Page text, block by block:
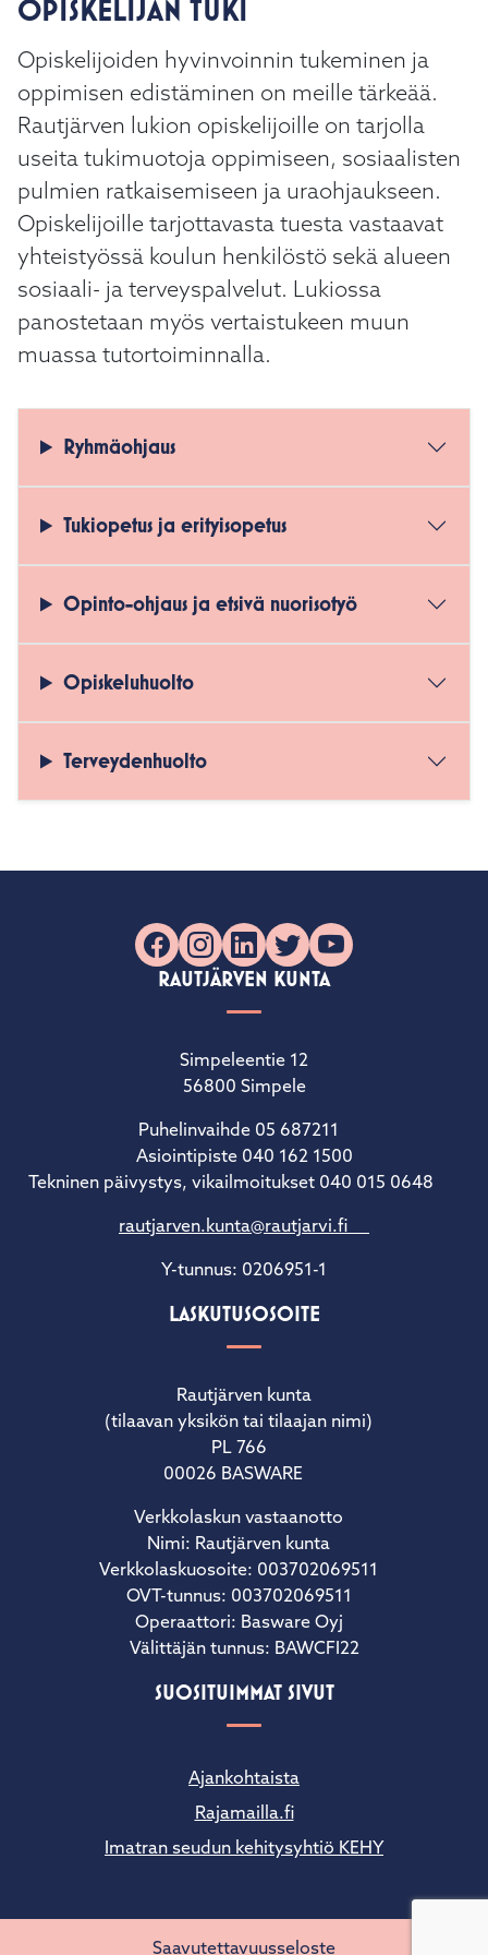
OPISKELIJAN TUKI
Opiskelijoiden hyvinvoinnin tukeminen ja
oppimisen edistäminen on meille tärkeää.
Rautjärven lukion opiskelijoille on tarjolla
useita tukimuotoja oppimiseen, sosiaalisten
pulmien ratkaisemiseen ja uraohjaukseen.
Opiskelijoille tarjottavasta tuesta vastaavat
yhteistyössä koulun henkilöstö sekä alueen
sosiaali- ja terveyspalvelut. Lukiossa
panostetaan myös vertaistukeen muun
muassa tutortoiminnalla.
Ryhmäohjaus
Tukiopetus ja erityisopetus
Opinto-ohjaus ja etsivä nuorisotyö
Opiskeluhuolto
Terveydenhuolto
Facebook
Instagram
LinkedIn
X YouTube
RAUTJÄRVEN KUNTA
Simpeleentie 12
56800 Simpele
Puhelinvaihde 05 687211
Asiointipiste 040 162 1500
Tekninen päivystys, vikailmoitukset 040 015 0648
rautjarven.kunta@rautjarvi.fi
Y-tunnus: 0206951-1
LASKUTUSOSOITE
Rautjärven kunta
(tilaavan yksikön tai tilaajan nimi)
PL 766
00026 BASWARE
Verkkolaskun vastaanotto
Nimi: Rautjärven kunta
Verkkolaskuosoite: 003702069511
OVT-tunnus: 003702069511
Operaattori: Basware Oyj
Välittäjän tunnus: BAWCFI22
SUOSITUIMMAT SIVUT
Ajankohtaista
Rajamailla.fi
Imatran seudun kehitysyhtiö KEHY
Saavutettavuusseloste